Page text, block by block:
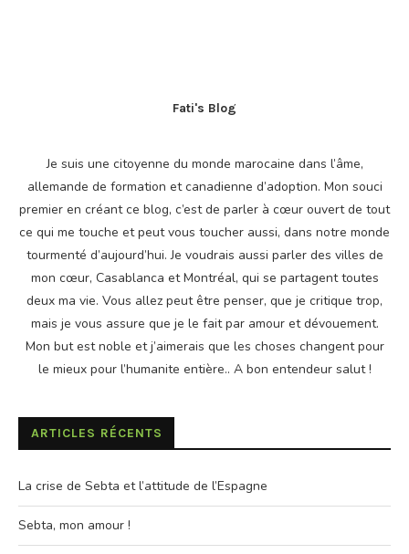
Fati's Blog
Je suis une citoyenne du monde marocaine dans l’âme,
allemande de formation et canadienne d’adoption. Mon souci
premier en créant ce blog, c’est de parler à cœur ouvert de tout
ce qui me touche et peut vous toucher aussi, dans notre monde
tourmenté d’aujourd’hui. Je voudrais aussi parler des villes de
mon cœur, Casablanca et Montréal, qui se partagent toutes
deux ma vie. Vous allez peut être penser, que je critique trop,
mais je vous assure que je le fait par amour et dévouement.
Mon but est noble et j’aimerais que les choses changent pour
le mieux pour l’humanite entière.. A bon entendeur salut !
ARTICLES RÉCENTS
La crise de Sebta et l’attitude de l’Espagne
Sebta, mon amour !